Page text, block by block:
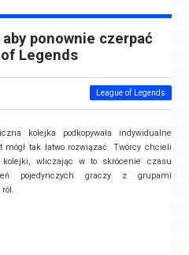
ponownie czerpać
Legends
League of Legends
kolejka podkopywała indywidualne
tak łatwo rozwiązać. Twórcy chcieli
wliczając w to skrócenie czasu
pojedynczych graczy z grupami